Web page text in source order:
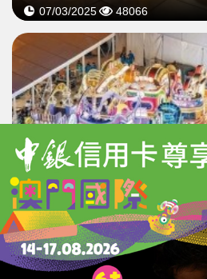
07/03/2025 48066
花車巡遊周六入北區
促社區旅遊及夜間經濟